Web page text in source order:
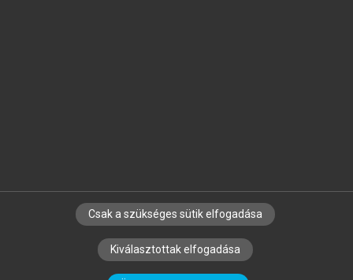
SZERZŐKNEK CÉGEKNEK KÖNYVTÁROSOKNAK
SZERKESZTÉSI ÉS LEKTORÁLÁSI ALAPELVEK
Csak a szükséges sütik elfogadása
Kiválasztottak elfogadása